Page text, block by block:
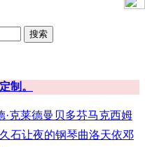
搜索
制。
·克莱德曼 贝多芬马克西姆
久石让夜的钢琴曲洛天依邓